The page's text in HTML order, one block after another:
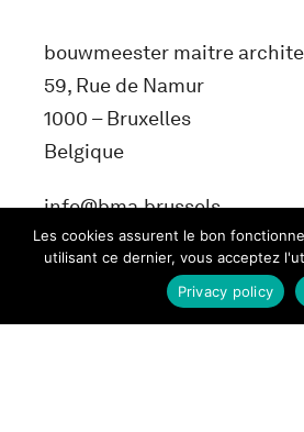
bouwmeester maitre
59, Rue de Namur
1000 – Bruxelles
Belgique
info@bma.brussels
Les cookies assurent le bon
utilisant ce dernier, vous acceptez
Privacy policy